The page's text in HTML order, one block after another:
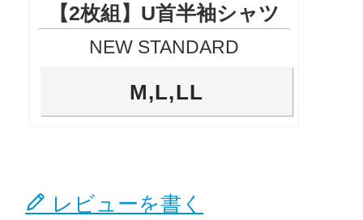
【2枚組】U首半袖シャツ
NEW STANDARD
M,L,LL
レビューを書く